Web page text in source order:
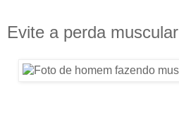
Evite a perda muscular